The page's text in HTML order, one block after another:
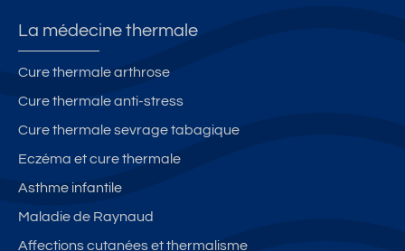
La médecine thermale
Cure thermale arthrose
Cure thermale anti-stress
Cure thermale sevrage tabagique
Eczéma et cure thermale
Asthme infantile
Maladie de Raynaud
Affections cutanées et thermalisme